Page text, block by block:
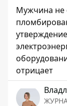
Мужчина не
отрицает